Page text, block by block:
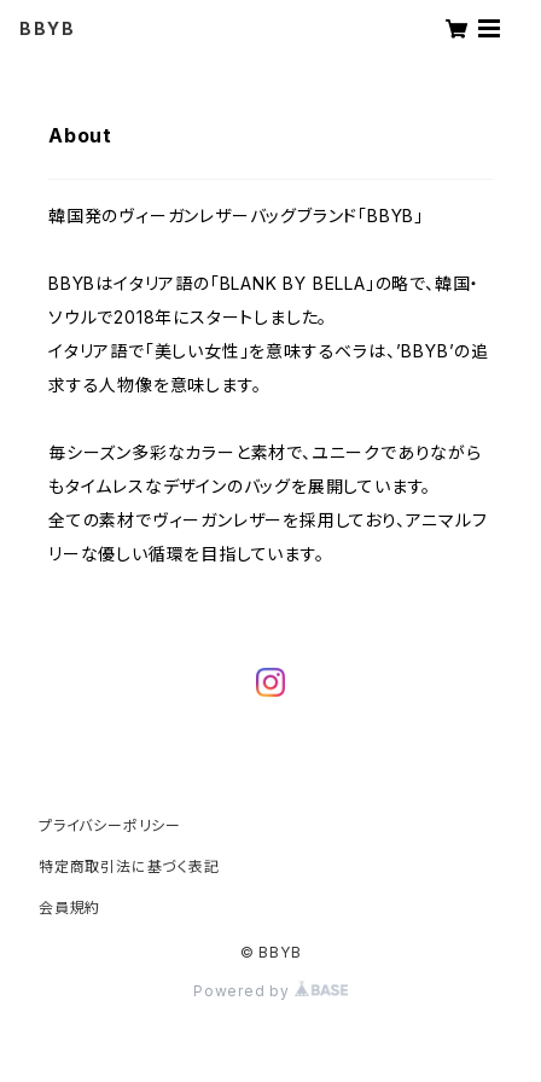
BBYB
About
韓国発のヴィーガンレザーバッグブランド「BBYB」
BBYBはイタリア語の「BLANK BY BELLA」の略で、韓国・
ソウルで2018年にスタートしました。
イタリア語で「美しい女性」を意味するベラは、’BBYB’の追
求する人物像を意味します。
毎シーズン多彩なカラーと素材で、ユニークでありながら
もタイムレスなデザインのバッグを展開しています。
全ての素材でヴィーガンレザーを採用しており、アニマルフ
リーな優しい循環を目指しています。
プライバシーポリシー
特定商取引法に基づく表記
会員規約
© BBYB
Powered by